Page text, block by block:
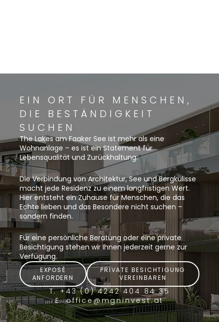
EIN ORT FÜR MENSCHEN,
DIE BESTÄNDIGKEIT
SUCHEN
The Lakes am Faaker See ist mehr als eine
Wohnanlage – es ist ein Statement für
Lebensqualität und Zurückhaltung.
Die Verbindung von Architektur, See und Bergkulisse
macht jede Residenz zu einem langfristigen Wert.
Hier entsteht ein Zuhause für Menschen, die das
Echte lieben und das Besondere nicht suchen –
sondern finden.
Für eine persönliche Beratung oder eine private
Besichtigung stehen wir Ihnen jederzeit gerne zur
Verfügung.
EXPOSÉ
ANFORDERN
PRIVATE BESICHTIGUNG
VEREINBAREN
T. +43 (0) 4242 404 84 35
E. office@mgninvest.at